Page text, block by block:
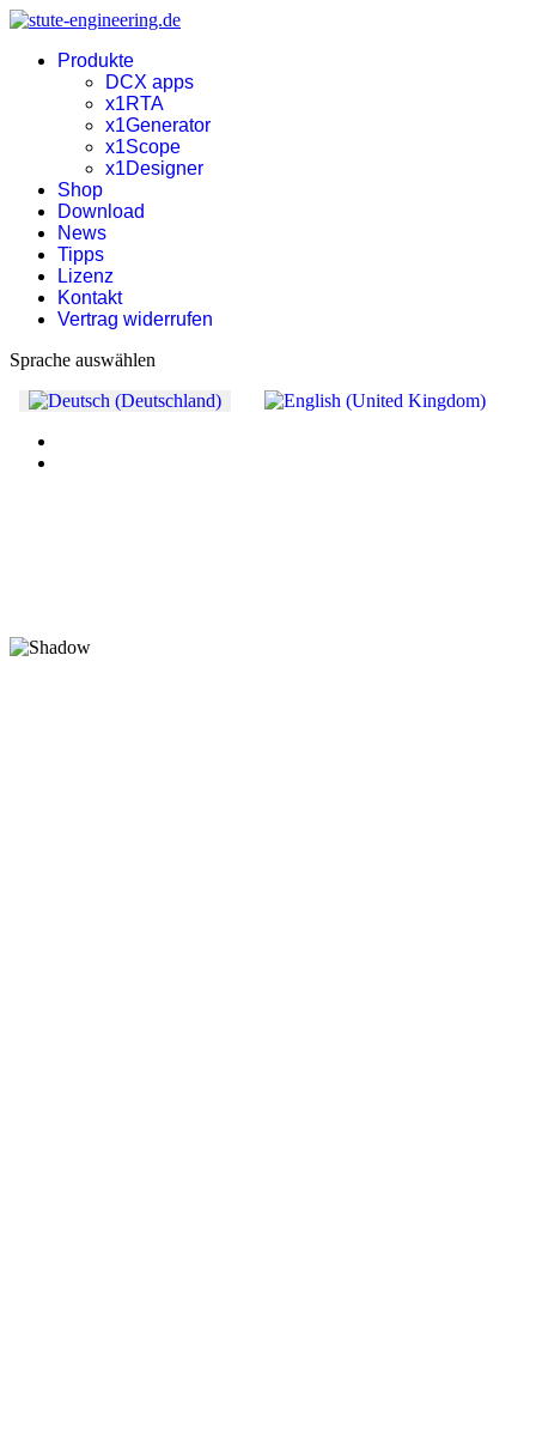
Produkte
DCX apps
x1RTA
x1Generator
x1Scope
x1Designer
Shop
Download
News
Tipps
Lizenz
Kontakt
Vertrag widerrufen
Sprache auswählen